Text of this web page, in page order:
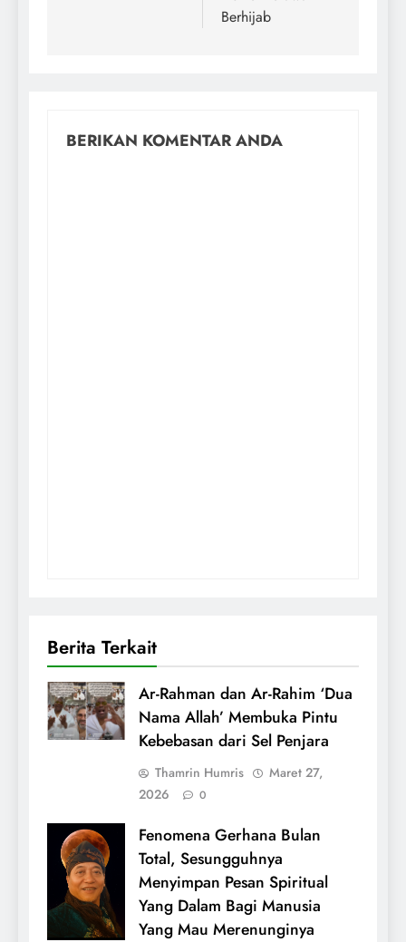
Berhijab
BERIKAN KOMENTAR ANDA
Berita Terkait
Ar-Rahman dan Ar-Rahim ‘Dua
Nama Allah’ Membuka Pintu
Kebebasan dari Sel Penjara
Thamrin Humris
Maret 27,
2026
0
Fenomena Gerhana Bulan
Total, Sesungguhnya
Menyimpan Pesan Spiritual
Yang Dalam Bagi Manusia
Yang Mau Merenunginya